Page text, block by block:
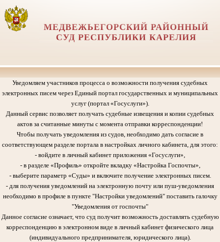
МЕДВЕЖЬЕГОРСКИЙ РАЙОННЫЙ
СУД РЕСПУБЛИКИ КАРЕЛИЯ
Уведомляем участников процесса о возможности получения судебных
электронных писем через Единый портал государственных и муниципальных
услуг (портал «Госуслуги»).
Данный сервис позволяет получать судебные извещения и копии судебных
актов за считанные минуты с момента отправки корреспонденции!
Чтобы получать уведомления из судов, необходимо дать согласие в
соответствующем разделе портала в настройках личного кабинета, для этого:
- войдите в личный кабинет приложения «Госуслуги»,
- в разделе «Профиль» откройте вкладку «Настройка Госпочты»,
- выберите параметр «Суды» и включите получение электронных писем.
- для получения уведомлений на электронную почту или пуш-уведомления
необходимо в профиле в пункте "Настройки уведомлений" поставить галочку
"Уведомления от госпочты"
Данное согласие означает, что суд получит возможность доставлять судебную
корреспонденцию в электронном виде в личный кабинет физического лица
(индивидуального предпринимателя, юридического лица).